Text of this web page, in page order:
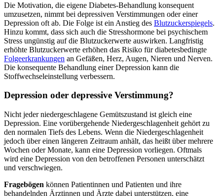
Die Motivation, die eigene Diabetes-Behandlung konsequent
umzusetzen, nimmt bei depressiven Verstimmungen oder einer
Depression oft ab. Die Folge ist ein Anstieg des Blutzuckerspiegels.
Hinzu kommt, dass sich auch die Stresshormone bei psychischem
Stress ungünstig auf die Blutzuckerwerte auswirken. Langfristig
erhöhte Blutzuckerwerte erhöhen das Risiko für diabetesbedingte
Folgeerkrankungen an Gefäßen, Herz, Augen, Nieren und Nerven.
Die konsequente Behandlung einer Depression kann die
Stoffwechseleinstellung verbessern.
Depression oder depressive Verstimmung?
Nicht jeder niedergeschlagene Gemütszustand ist gleich eine
Depression. Eine vorübergehende Niedergeschlagenheit gehört zu
den normalen Tiefs des Lebens. Wenn die Niedergeschlagenheit
jedoch über einen längeren Zeitraum anhält, das heißt über mehrere
Wochen oder Monate, kann eine Depression vorliegen. Oftmals
wird eine Depression von den betroffenen Personen unterschätzt
und verschwiegen.
Fragebögen können Patientinnen und Patienten und ihre
behandelnden Ärztinnen und Ärzte dabei unterstützen, eine